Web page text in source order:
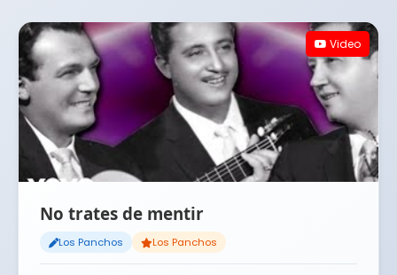
Video
No trates de mentir
Los Panchos Los Panchos